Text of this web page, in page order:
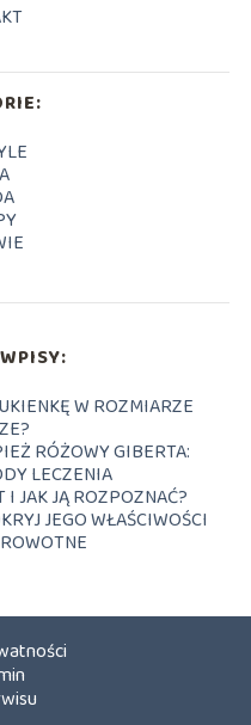
W ROZMIARZE
RÓŻOWY GIBERTA:
LECZENIA
I JAK JĄ ROZPOZNAĆ?
JEGO WŁAŚCIWOŚCI